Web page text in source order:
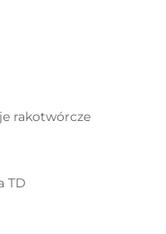
rakotwórcze
TD